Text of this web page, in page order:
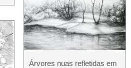
Árvores nuas refletidas em